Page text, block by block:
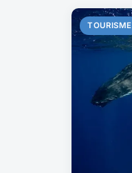
TOURISME